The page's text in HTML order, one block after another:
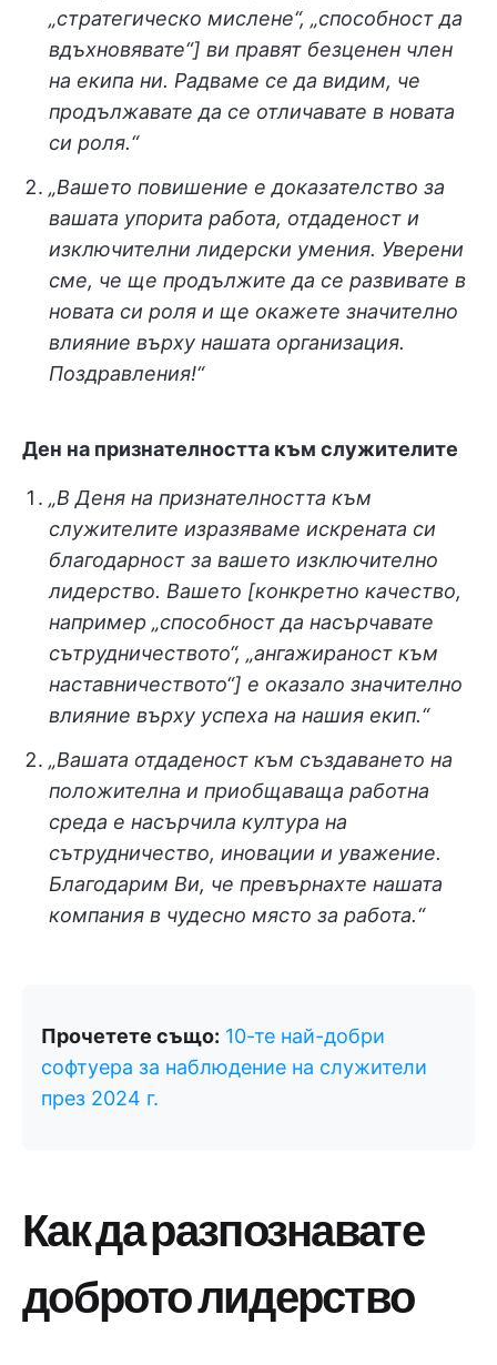
„стратегическо мислене“, „способност да
вдъхновявате“] ви правят безценен член
на екипа ни. Радваме се да видим, че
продължавате да се отличавате в новата
си роля.“
„Вашето повишение е доказателство за
вашата упорита работа, отдаденост и
изключителни лидерски умения. Уверени
сме, че ще продължите да се развивате в
новата си роля и ще окажете значително
влияние върху нашата организация.
Поздравления!“
Ден на признателността към служителите
„В Деня на признателността към
служителите изразяваме искрената си
благодарност за вашето изключително
лидерство. Вашето [конкретно качество,
например „способност да насърчавате
сътрудничеството“, „ангажираност към
наставничеството“] е оказало значително
влияние върху успеха на нашия екип.“
„Вашата отдаденост към създаването на
положителна и приобщаваща работна
среда е насърчила култура на
сътрудничество, иновации и уважение.
Благодарим Ви, че превърнахте нашата
компания в чудесно място за работа.“
Прочетете също: 10-те най-добри
софтуера за наблюдение на служители
през 2024 г.
Как да разпознавате
доброто лидерство